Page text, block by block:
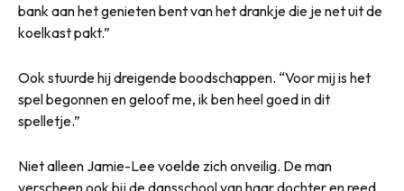
bank aan het genieten bent van het drankje die je net uit de
koelkast pakt.”
Ook stuurde hij dreigende boodschappen. “Voor mij is het
spel begonnen en geloof me, ik ben heel goed in dit
spelletje.”
Niet alleen Jamie-Lee voelde zich onveilig. De man
verscheen ook bij de dansschool van haar dochter en reed